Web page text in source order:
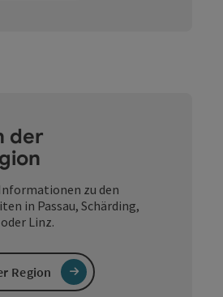
der
zu den
in Passau, Schärding,
Linz.
Region